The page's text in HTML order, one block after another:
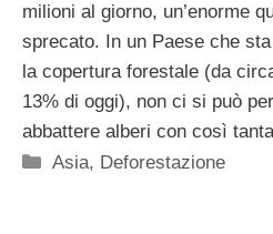
milioni al giorno, un’enorme
sprecato. In un Paese che
la copertura forestale (da
13% di oggi), non ci si può
abbattere alberi con così
Categorie
Asia, Deforestazione